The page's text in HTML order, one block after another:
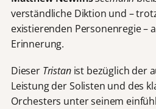
verständliche Diktion und –
existierenden Personenregie –
Erinnerung.
Dieser Tristanist bezüglich der
Leistung der Solisten und des
Orchesters unter seinem